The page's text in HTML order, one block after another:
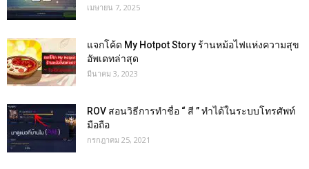
เมษายน 7, 2025
แจกโค้ด My Hotpot Story ร้านหม้อไฟแห่งความสุข
อัพเดทล่าสุด
มีนาคม 3, 2023
ROV สอนวิธีการทำชื่อ “ สี ” ทำได้ในระบบโทรศัพท์
มือถือ
กรกฎาคม 25, 2021